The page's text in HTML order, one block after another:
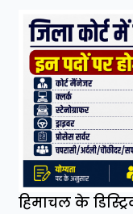
हिमाचल के